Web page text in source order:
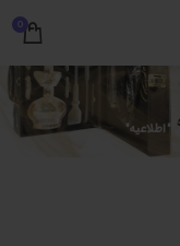
0
"اطلاعیه"